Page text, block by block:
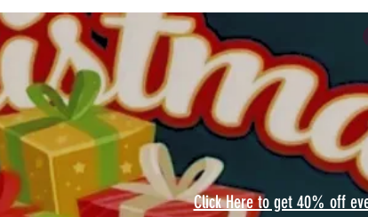
Click Here to get 40% off